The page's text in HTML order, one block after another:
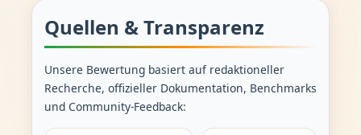
Quellen & Transparenz
Unsere Bewertung basiert auf redaktioneller
Recherche, offizieller Dokumentation, Benchmarks
und Community-Feedback: